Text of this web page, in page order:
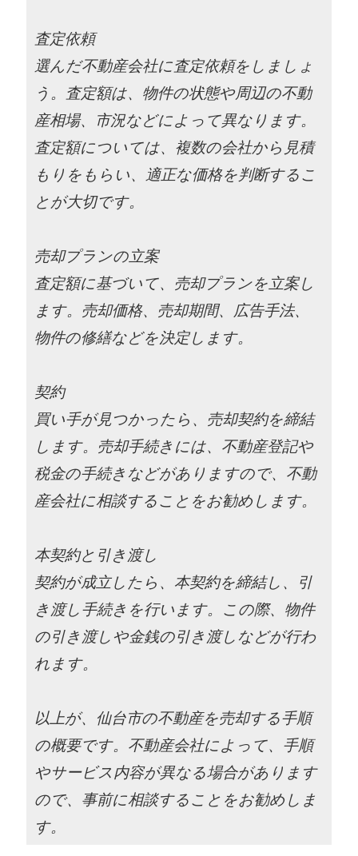
査定依頼
選んだ不動産会社に査定依頼をしましょ
う。査定額は、物件の状態や周辺の不動
産相場、市況などによって異なります。
査定額については、複数の会社から見積
もりをもらい、適正な価格を判断するこ
とが大切です。
売却プランの立案
査定額に基づいて、売却プランを立案し
ます。売却価格、売却期間、広告手法、
物件の修繕などを決定します。
契約
買い手が見つかったら、売却契約を締結
します。売却手続きには、不動産登記や
税金の手続きなどがありますので、不動
産会社に相談することをお勧めします。
本契約と引き渡し
契約が成立したら、本契約を締結し、引
き渡し手続きを行います。この際、物件
の引き渡しや金銭の引き渡しなどが行わ
れます。
以上が、仙台市の不動産を売却する手順
の概要です。不動産会社によって、手順
やサービス内容が異なる場合があります
ので、事前に相談することをお勧めしま
す。